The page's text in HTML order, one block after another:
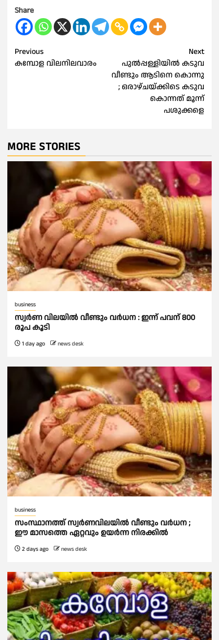
Share
Post
navigation
Previous
കമ്പോള വിലനിലവാരം
Next
പുൽപ്പള്ളിയിൽ കടുവ
വീണ്ടും ആടിനെ കൊന്നു
; ഒരാഴ്ചയ്ക്കിടെ കടുവ
കൊന്നത് മൂന്ന്
പശുക്കളെ
MORE STORIES
business
സ്വർണ വിലയില്‍ വീണ്ടും വർധന : ഇന്ന് പവന് 800
രൂപ കൂടി
1 day ago news desk
business
സംസ്ഥാനത്ത് സ്വര്‍ണവിലയില്‍ വീണ്ടും വര്‍ധന ;
ഈ മാസത്തെ ഏറ്റവും ഉയര്‍ന്ന നിരക്കില്‍
2 days ago news desk